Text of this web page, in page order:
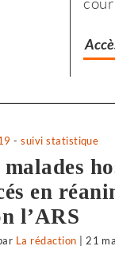
-suivi statistique
malades
en
l’ARS
La rédaction 21